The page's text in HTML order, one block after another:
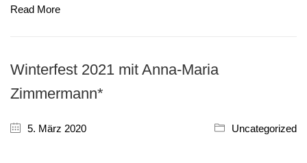
Read More
Winterfest 2021 mit Anna-Maria
Zimmermann*
5. März 2020 Uncategorized